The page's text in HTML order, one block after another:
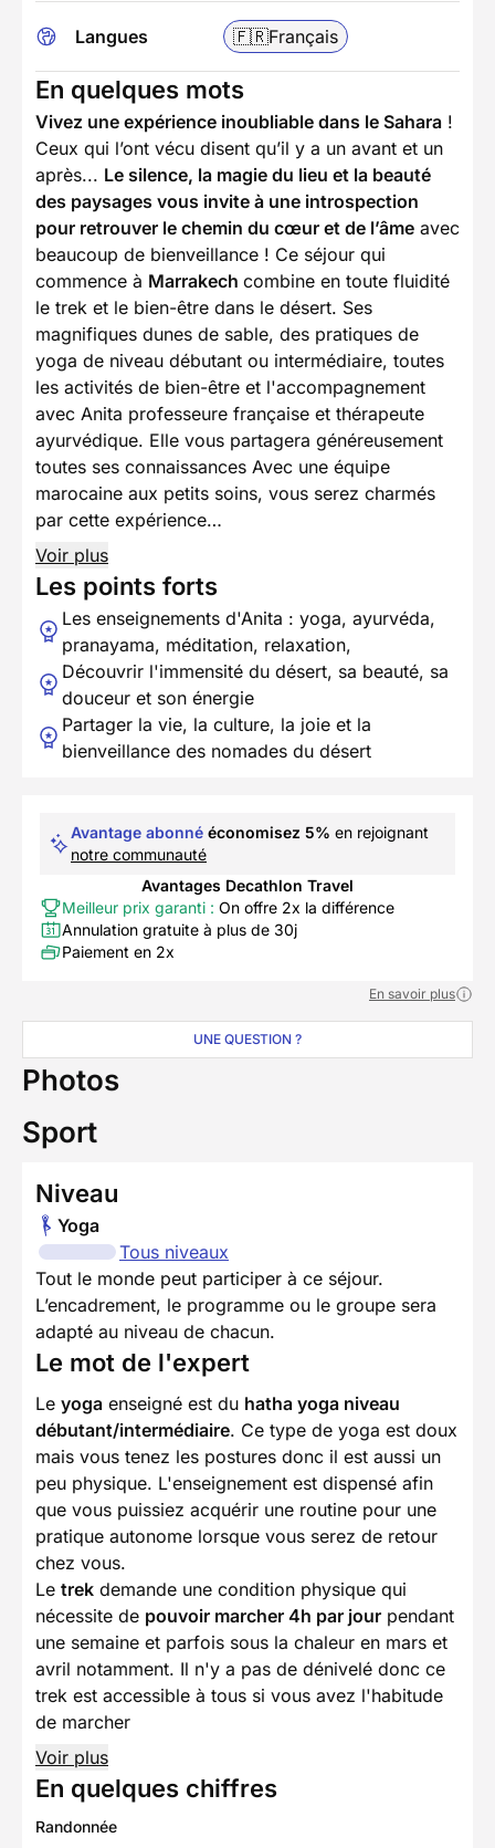
Langues 🇫🇷Français
En quelques mots
Vivez une expérience inoubliable dans le Sahara !
Ceux qui l’ont vécu disent qu’il y a un avant et un
après... Le silence, la magie du lieu et la beauté
des paysages vous invite à une introspection
pour retrouver le chemin du cœur et de l’âme avec
beaucoup de bienveillance ! Ce séjour qui
commence à Marrakech combine en toute fluidité
le trek et le bien-être dans le désert. Ses
magnifiques dunes de sable, des pratiques de
yoga de niveau débutant ou intermédiaire, toutes
les activités de bien-être et l'accompagnement
avec Anita professeure française et thérapeute
ayurvédique. Elle vous partagera généreusement
toutes ses connaissances Avec une équipe
marocaine aux petits soins, vous serez charmés
par cette expérience…
Voir plus
Les points forts
Les enseignements d'Anita : yoga, ayurvéda,
pranayama, méditation, relaxation,
Découvrir l'immensité du désert, sa beauté, sa
douceur et son énergie
Partager la vie, la culture, la joie et la
bienveillance des nomades du désert
Avantage abonné économisez 5% en rejoignant
notre communauté
Avantages Decathlon Travel
Meilleur prix garanti : On offre 2x la différence
Annulation gratuite à plus de 30j
Paiement en 2x
En savoir plus
UNE QUESTION ?
Photos
Sport
Niveau
Yoga
Tous niveaux
Tout le monde peut participer à ce séjour.
L’encadrement, le programme ou le groupe sera
adapté au niveau de chacun.
Le mot de l'expert
Le yoga enseigné est du hatha yoga niveau
débutant/intermédiaire. Ce type de yoga est doux
mais vous tenez les postures donc il est aussi un
peu physique. L'enseignement est dispensé afin
que vous puissiez acquérir une routine pour une
pratique autonome lorsque vous serez de retour
chez vous.
Le trek demande une condition physique qui
nécessite de pouvoir marcher 4h par jour pendant
une semaine et parfois sous la chaleur en mars et
avril notamment. Il n'y a pas de dénivelé donc ce
trek est accessible à tous si vous avez l'habitude
de marcher
Voir plus
En quelques chiffres
Randonnée